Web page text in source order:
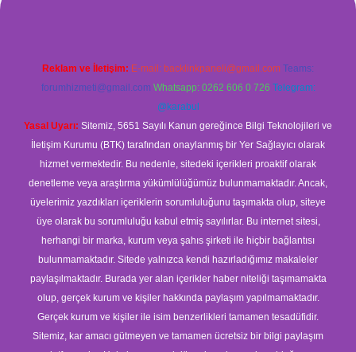
Reklam ve İletişim: E-mail: backlinkpaneli@gmail.com Teams:
forumhizmeti@gmail.com Whatsapp: 0262 606 0 726 Telegram:
@karabul
Yasal Uyarı: Sitemiz, 5651 Sayılı Kanun gereğince Bilgi Teknolojileri ve
İletişim Kurumu (BTK) tarafından onaylanmış bir Yer Sağlayıcı olarak
hizmet vermektedir. Bu nedenle, sitedeki içerikleri proaktif olarak
denetleme veya araştırma yükümlülüğümüz bulunmamaktadır. Ancak,
üyelerimiz yazdıkları içeriklerin sorumluluğunu taşımakta olup, siteye
üye olarak bu sorumluluğu kabul etmiş sayılırlar. Bu internet sitesi,
herhangi bir marka, kurum veya şahıs şirketi ile hiçbir bağlantısı
bulunmamaktadır. Sitede yalnızca kendi hazırladığımız makaleler
paylaşılmaktadır. Burada yer alan içerikler haber niteliği taşımamakta
olup, gerçek kurum ve kişiler hakkında paylaşım yapılmamaktadır.
Gerçek kurum ve kişiler ile isim benzerlikleri tamamen tesadüfidir.
Sitemiz, kar amacı gütmeyen ve tamamen ücretsiz bir bilgi paylaşım